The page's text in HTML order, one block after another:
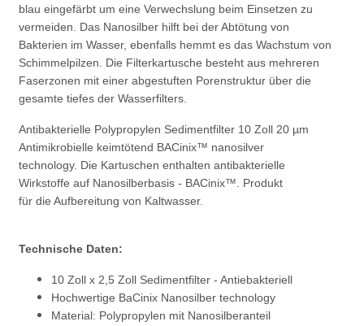
blau eingefärbt um eine Verwechslung beim Einsetzen zu
vermeiden. Das Nanosilber hilft bei der Abtötung von
Bakterien im Wasser, ebenfalls hemmt es das Wachstum von
Schimmelpilzen. Die Filterkartusche besteht aus mehreren
Faserzonen mit einer abgestuften Porenstruktur über die
gesamte tiefes der Wasserfilters.
Antibakterielle Polypropylen Sedimentfilter 10 Zoll 20 µm
Antimikrobielle keimtötend BACinix™ nanosilver
technology. Die Kartuschen enthalten antibakterielle
Wirkstoffe auf Nanosilberbasis - BACinix™. Produkt
für die Aufbereitung von Kaltwasser.
Technische Daten:
10 Zoll x 2,5 Zoll Sedimentfilter - Antiebakteriell
Hochwertige BaCinix Nanosilber technology
Material: Polypropylen mit Nanosilberanteil